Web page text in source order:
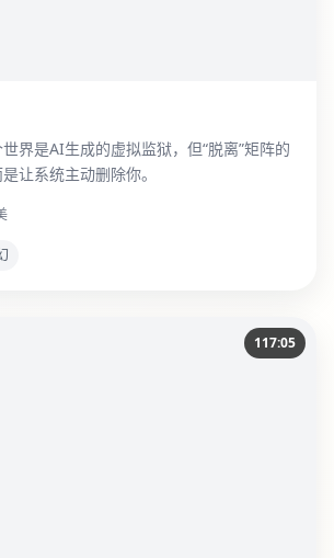
界是AI生成的虚拟监狱，但“脱离”矩阵的
让系统主动删除你。
117:05